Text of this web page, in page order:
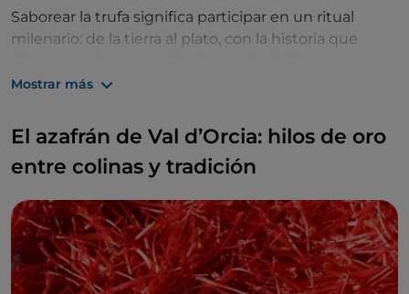
Saborear la trufa significa participar en un ritual
milenario: de la tierra al plato, con la historia que
perro buscador de trufas y una pala afilada se
mientras que ese aroma intenso transforma un
simple gesto en una experiencia inolvidable.
Mostrar más
El azafrán de Val d’Orcia: hilos de oro
entre colinas y tradición